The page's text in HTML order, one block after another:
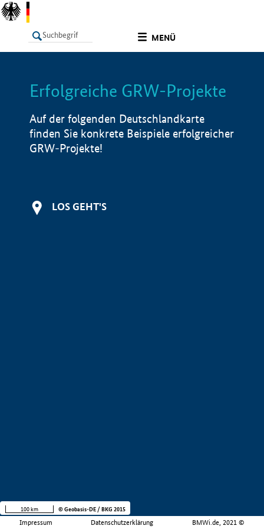
MENÜ
LISTE Info
Erfolgreiche GRW-Projekte
Auf der folgenden Deutschlandkarte
finden Sie konkrete Beispiele erfolgreicher
GRW-Projekte!
LOS GEHT'S
Impressum Datenschutzerklärung BMWi.de, 2021 ©
100 km © Geobasis-DE / BKG 2015